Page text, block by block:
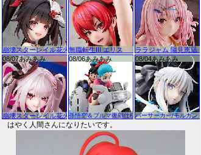
はやく人間さんになりたいです。